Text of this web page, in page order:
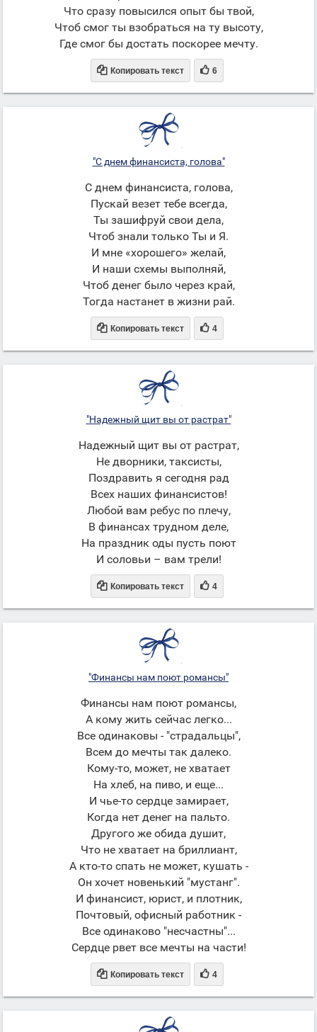
Что сразу повысился опыт бы твой,
Чтоб смог ты взобраться на ту высоту,
Где смог бы достать поскорее мечту.
 Копировать текст  6
"С днем финансиста, голова"
С днем финансиста, голова,
Пускай везет тебе всегда,
Ты зашифруй свои дела,
Чтоб знали только Ты и Я.
И мне «хорошего» желай,
И наши схемы выполняй,
Чтоб денег было через край,
Тогда настанет в жизни рай.
 Копировать текст  4
"Надежный щит вы от растрат"
Надежный щит вы от растрат,
Не дворники, таксисты,
Поздравить я сегодня рад
Всех наших финансистов!
Любой вам ребус по плечу,
В финансах трудном деле,
На праздник оды пусть поют
И соловьи – вам трели!
 Копировать текст  4
"Финансы нам поют романсы"
Финансы нам поют романсы,
А кому жить сейчас легко...
Все одинаковы - "страдальцы",
Всем до мечты так далеко.
Кому-то, может, не хватает
На хлеб, на пиво, и еще...
И чье-то сердце замирает,
Когда нет денег на пальто.
Другого же обида душит,
Что не хватает на бриллиант,
А кто-то спать не может, кушать -
Он хочет новенький "мустанг".
И финансист, юрист, и плотник,
Почтовый, офисный работник -
Все одинаково "несчастны"...
Сердце рвет все мечты на части!
 Копировать текст  4